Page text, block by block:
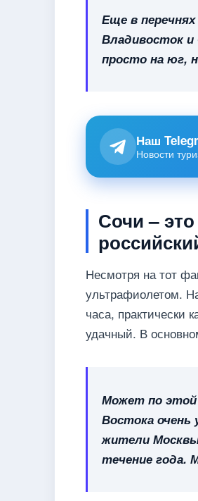
Еще в
Владивосток
просто на юг,
Наш
Новости
Сочи –
Несмотря на тот
ультрафиолетом.
часа, практически
удачный. В
Может по этой
Востока
жители
течение года.